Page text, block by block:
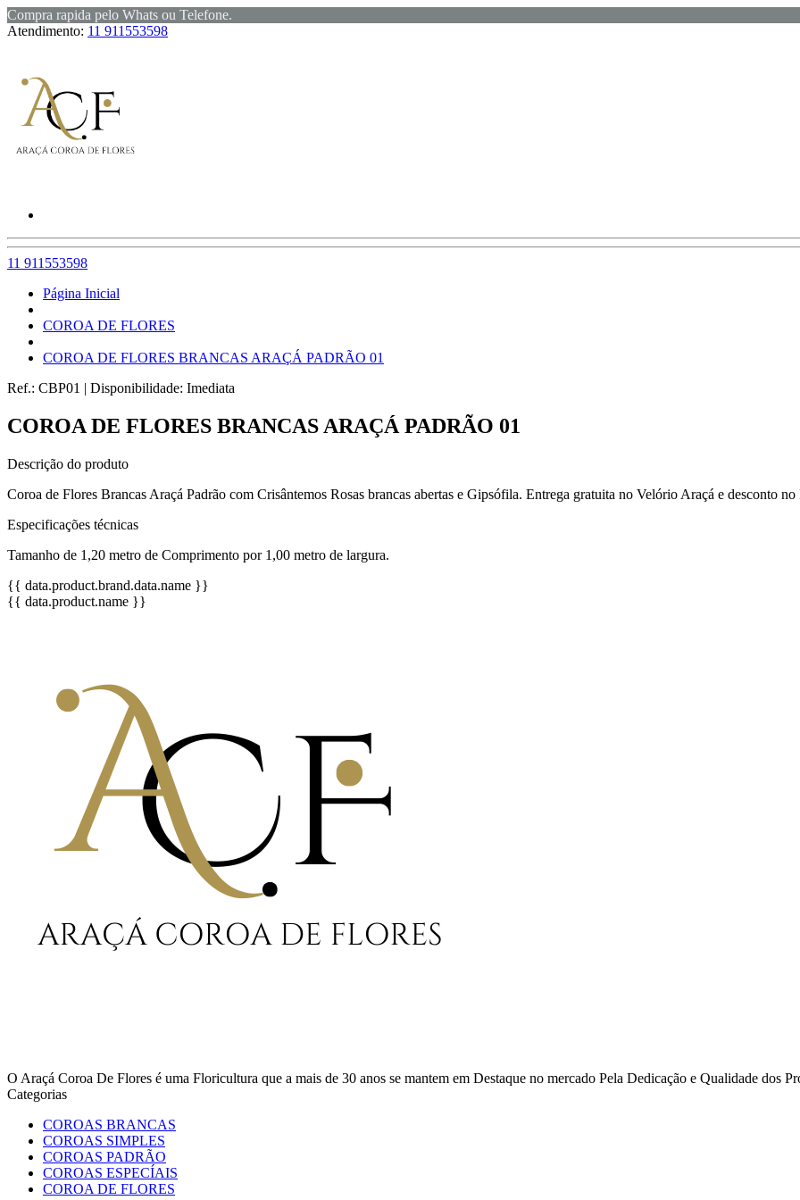
Compra rapida pelo Whats ou Telefone.
Atendimento: 11 911553598
11 911553598
Página Inicial
COROA DE FLORES
COROA DE FLORES BRANCAS ARAÇÁ PADRÃO 01
Ref.: CBP01 | Disponibilidade: Imediata
COROA DE FLORES BRANCAS ARAÇÁ PADRÃO 01
Descrição do produto
Coroa de Flores Brancas Araçá Padrão com Crisântemos Rosas brancas abertas e Gipsófila. Entrega gratuita no Velório Araçá e desconto no
Especificações técnicas
Tamanho de 1,20 metro de Comprimento por 1,00 metro de largura.
{{ data.product.brand.data.name }}
{{ data.product.name }}
O Araçá Coroa De Flores é uma Floricultura que a mais de 30 anos se mantem em Destaque no mercado Pela Dedicação e Qualidade dos
Categorias
COROAS BRANCAS
COROAS SIMPLES
COROAS PADRÃO
COROAS ESPECÍAIS
COROA DE FLORES